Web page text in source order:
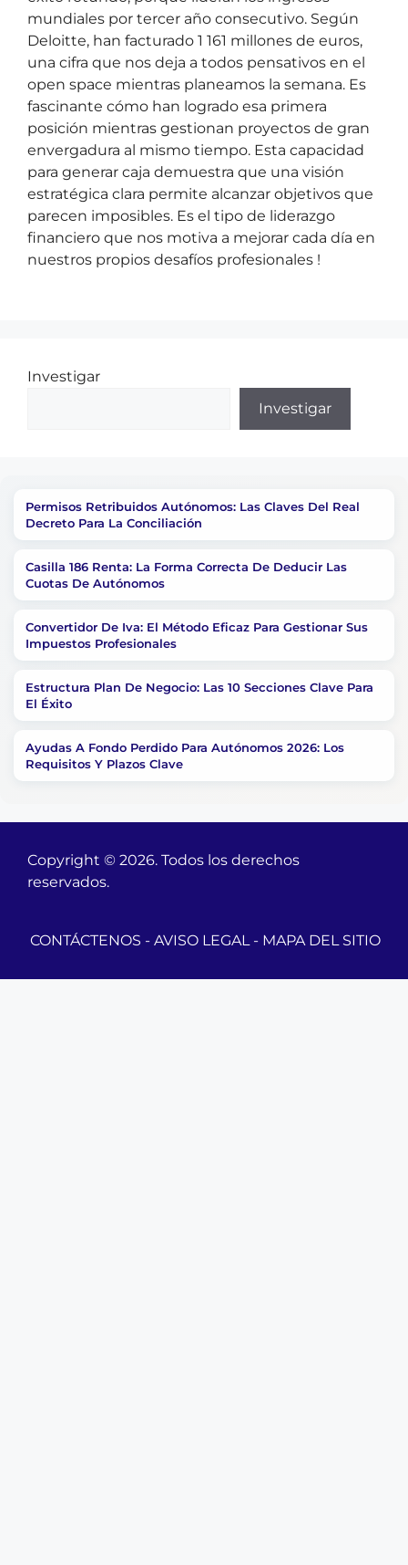
mundiales por tercer año consecutivo. Según
Deloitte, han facturado 1 161 millones de euros,
una cifra que nos deja a todos pensativos en el
open space mientras planeamos la semana. Es
fascinante cómo han logrado esa primera
posición mientras gestionan proyectos de gran
envergadura al mismo tiempo. Esta capacidad
para generar caja demuestra que una visión
estratégica clara permite alcanzar objetivos que
parecen imposibles. Es el tipo de liderazgo
financiero que nos motiva a mejorar cada día en
nuestros propios desafíos profesionales !
Investigar
Investigar
Permisos Retribuidos Autónomos: Las Claves Del Real
Decreto Para La Conciliación
Casilla 186 Renta: La Forma Correcta De Deducir Las
Cuotas De Autónomos
Convertidor De Iva: El Método Eficaz Para Gestionar Sus
Impuestos Profesionales
Estructura Plan De Negocio: Las 10 Secciones Clave Para
El Éxito
Ayudas A Fondo Perdido Para Autónomos 2026: Los
Requisitos Y Plazos Clave
Copyright © 2026. Todos los derechos
reservados.
CONTÁCTENOS - AVISO LEGAL- MAPA DEL SITIO